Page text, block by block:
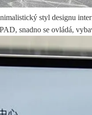
styl designu
snadno se ovládá,